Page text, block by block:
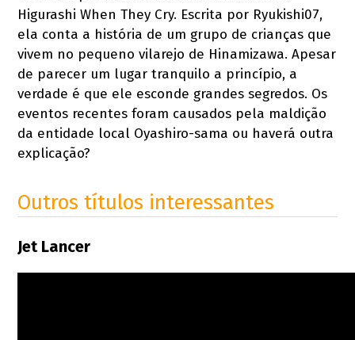
Higurashi When They Cry. Escrita por Ryukishi07,
ela conta a história de um grupo de crianças que
vivem no pequeno vilarejo de Hinamizawa. Apesar
de parecer um lugar tranquilo a princípio, a
verdade é que ele esconde grandes segredos. Os
eventos recentes foram causados pela maldição
da entidade local Oyashiro-sama ou haverá outra
explicação?
Outros títulos interessantes
Jet Lancer